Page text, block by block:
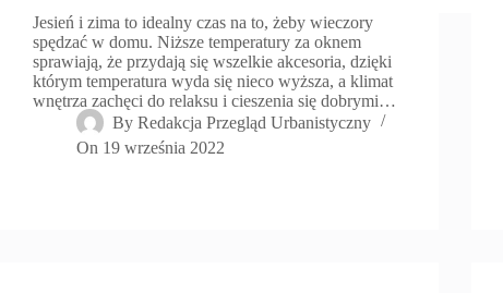
Jesień i zima to idealny czas na to, żeby wieczory
spędzać w domu. Niższe temperatury za oknem
sprawiają, że przydają się wszelkie akcesoria, dzięki
którym temperatura wyda się nieco wyższa, a klimat
wnętrza zachęci do relaksu i cieszenia się dobrymi…
By Redakcja Przegląd Urbanistyczny
On 19 września 2022